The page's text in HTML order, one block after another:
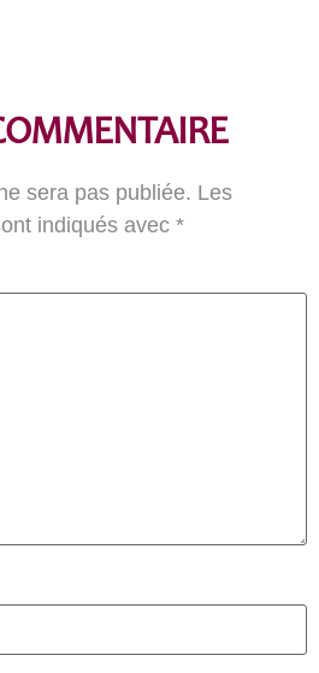
sera pas publiée. Les
indiqués avec *